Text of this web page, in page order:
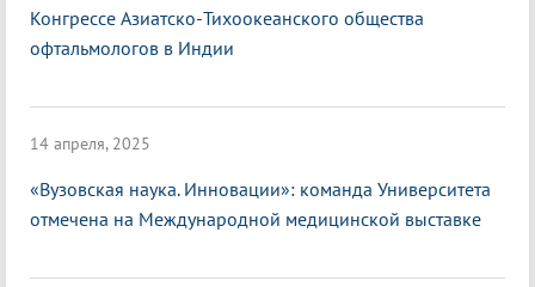
Конгрессе Азиатско-Тихоокеанского общества
офтальмологов в Индии
14 апреля, 2025
«Вузовская наука. Инновации»: команда Университета
отмечена на Международной медицинской выставке